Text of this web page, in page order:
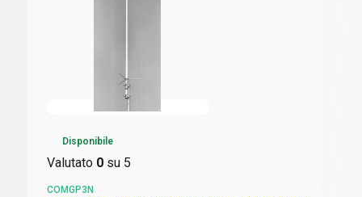
Disponibile
Valutato 0su 5
COMGP3N